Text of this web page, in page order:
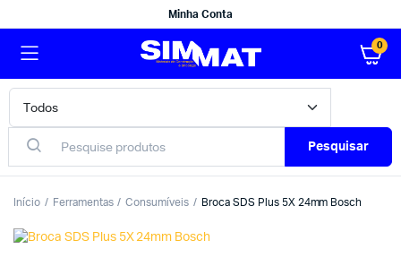
Minha Conta
0
Pesquisar
Início Ferramentas Consumíveis Broca SDS Plus 5X 24mm Bosch